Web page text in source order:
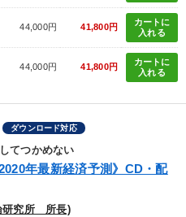
44,000円 41,800円
カートに
入れる
44,000円 41,800円
カートに
入れる
ダウンロード対応
てつかめない
年最新経済予測》CD・配
研究所 所長)